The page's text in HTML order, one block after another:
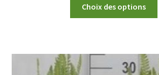
Choix des options